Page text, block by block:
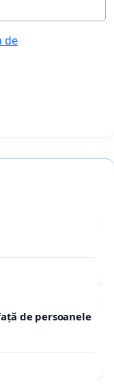
de
de persoanele